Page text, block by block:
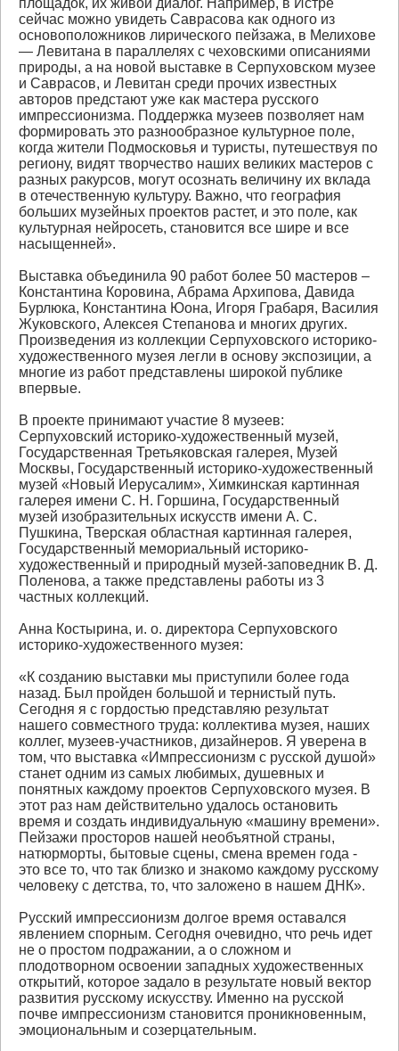
сейчас можно увидеть Саврасова как одного из
основоположников лирического пейзажа, в Мелихове
— Левитана в параллелях с чеховскими описаниями
природы, а на новой выставке в Серпуховском музее
и Саврасов, и Левитан среди прочих известных
авторов предстают уже как мастера русского
импрессионизма. Поддержка музеев позволяет нам
формировать это разнообразное культурное поле,
когда жители Подмосковья и туристы, путешествуя по
региону, видят творчество наших великих мастеров с
разных ракурсов, могут осознать величину их вклада
в отечественную культуру. Важно, что география
больших музейных проектов растет, и это поле, как
культурная нейросеть, становится все шире и все
насыщенней».
Выставка объединила 90 работ более 50 мастеров –
Константина Коровина, Абрама Архипова, Давида
Бурлюка, Константина Юона, Игоря Грабаря, Василия
Жуковского, Алексея Степанова и многих других.
Произведения из коллекции Серпуховского историко-
художественного музея легли в основу экспозиции, а
многие из работ представлены широкой публике
впервые.
В проекте принимают участие 8 музеев:
Серпуховский историко-художественный музей,
Государственная Третьяковская галерея, Музей
Москвы, Государственный историко-художественный
музей «Новый Иерусалим», Химкинская картинная
галерея имени С. Н. Горшина, Государственный
музей изобразительных искусств имени А. С.
Пушкина, Тверская областная картинная галерея,
Государственный мемориальный историко-
художественный и природный музей-заповедник В. Д.
Поленова, а также представлены работы из 3
частных коллекций.
Анна Костырина, и. о. директора Серпуховского
историко-художественного музея:
«К созданию выставки мы приступили более года
назад. Был пройден большой и тернистый путь.
Сегодня я с гордостью представляю результат
нашего совместного труда: коллектива музея, наших
коллег, музеев-участников, дизайнеров. Я уверена в
том, что выставка «Импрессионизм с русской душой»
станет одним из самых любимых, душевных и
понятных каждому проектов Серпуховского музея. В
этот раз нам действительно удалось остановить
время и создать индивидуальную «машину времени».
Пейзажи просторов нашей необъятной страны,
натюрморты, бытовые сцены, смена времен года -
это все то, что так близко и знакомо каждому русскому
человеку с детства, то, что заложено в нашем ДНК».
Русский импрессионизм долгое время оставался
явлением спорным. Сегодня очевидно, что речь идет
не о простом подражании, а о сложном и
плодотворном освоении западных художественных
открытий, которое задало в результате новый вектор
развития русскому искусству. Именно на русской
почве импрессионизм становится проникновенным,
эмоциональным и созерцательным.